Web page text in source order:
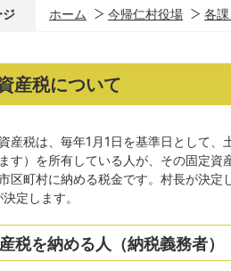
ジ ホーム 今帰仁村役場 各課
産税について
産税は、毎年1月1日を基準日として
す）を所有している人が、その固定
区町村に納める税金です。村長が決定
定します。
税を納める人（納税義務者）